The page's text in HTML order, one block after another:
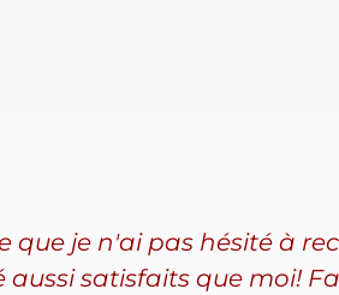
que je n'ai pas hésité à
satisfaits que moi!